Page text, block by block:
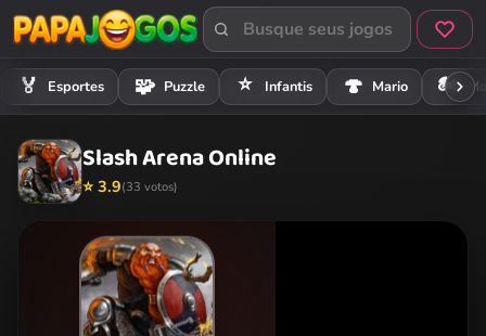
🏅 Esportes 🧩 Puzzle ⭐ Infantis 🍄 Mario 🏍️
Slash Arena Online
⭐ 3.9(33 votos)